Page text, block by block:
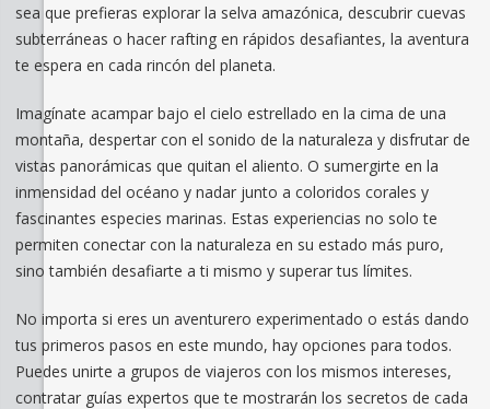
sea que prefieras explorar la selva amazónica, descubrir cuevas
subterráneas o hacer rafting en rápidos desafiantes, la aventura
te espera en cada rincón del planeta.
Imagínate acampar bajo el cielo estrellado en la cima de una
montaña, despertar con el sonido de la naturaleza y disfrutar de
vistas panorámicas que quitan el aliento. O sumergirte en la
inmensidad del océano y nadar junto a coloridos corales y
fascinantes especies marinas. Estas experiencias no solo te
permiten conectar con la naturaleza en su estado más puro,
sino también desafiarte a ti mismo y superar tus límites.
No importa si eres un aventurero experimentado o estás dando
tus primeros pasos en este mundo, hay opciones para todos.
Puedes unirte a grupos de viajeros con los mismos intereses,
contratar guías expertos que te mostrarán los secretos de cada